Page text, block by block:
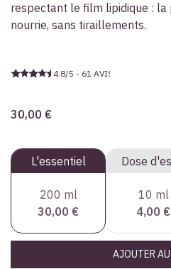
respectant le film lipidique : la
nourrie, sans tiraillements.
4.8/5 - 61 AVIS
30,00 €
L'essentiel
200 ml
30,00 €
Dose
10 ml
4,00 €
AJOUTER